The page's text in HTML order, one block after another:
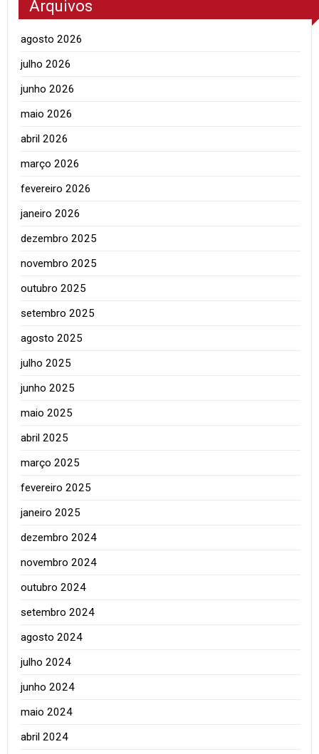
Arquivos
agosto 2026
julho 2026
junho 2026
maio 2026
abril 2026
março 2026
fevereiro 2026
janeiro 2026
dezembro 2025
novembro 2025
outubro 2025
setembro 2025
agosto 2025
julho 2025
junho 2025
maio 2025
abril 2025
março 2025
fevereiro 2025
janeiro 2025
dezembro 2024
novembro 2024
outubro 2024
setembro 2024
agosto 2024
julho 2024
junho 2024
maio 2024
abril 2024